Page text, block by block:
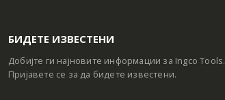
БИДЕТЕ ИЗВЕСТЕНИ
Добијте ги најновите информации за Ingco Tools.
Пријавете се за да бидете известени.